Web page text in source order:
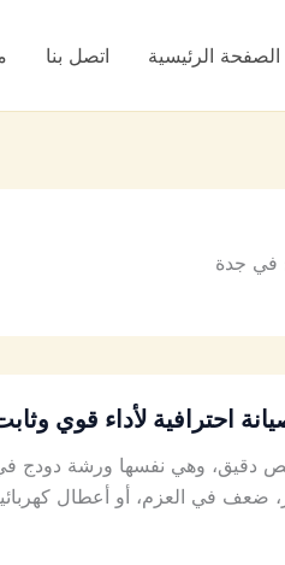
الصفحة الرئيسية اتصل بنا
في جدة
احترافية لأداء قوي
دقيق، وهي نفسها ورشة دودج
ضعف في العزم، أو أعطال